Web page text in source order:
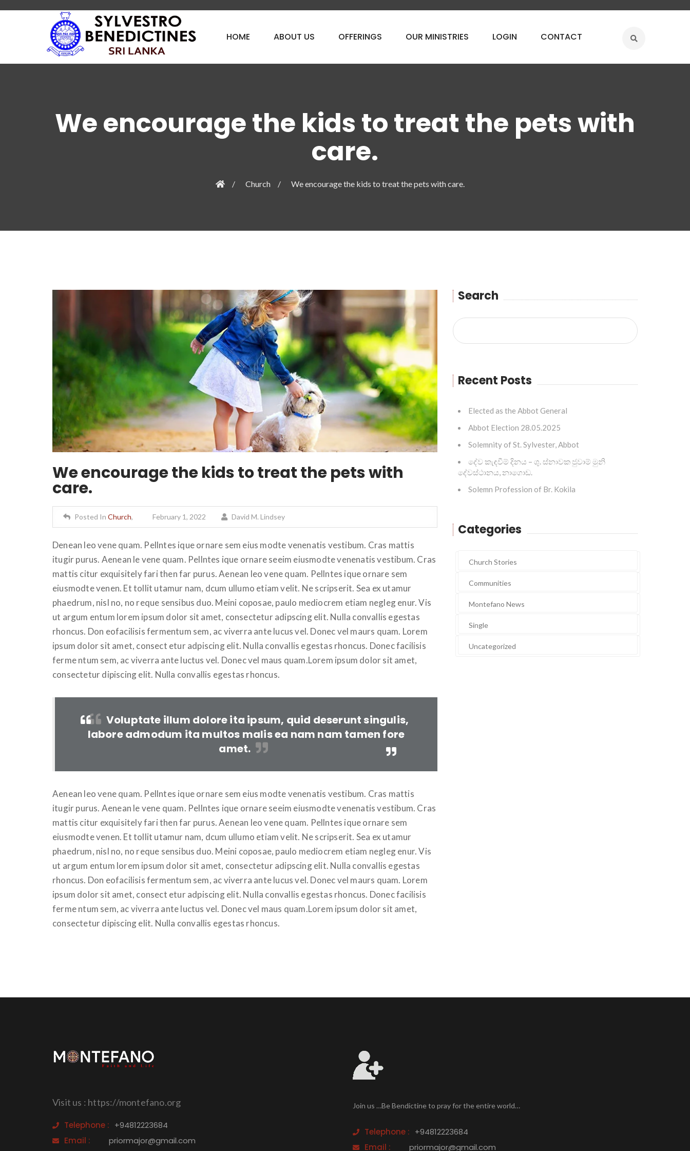
HOME ABOUT US OFFERINGS OUR MINISTRIES LOGIN CONTACT
We encourage the kids to treat the pets with
care.
Church We encourage the kids to treat the pets with care.
We encourage the kids to treat the pets with
care.
Posted In Church, February 1, 2022 David M. Lindsey
Denean leo vene quam. Pellntes ique ornare sem eius modte venenatis vestibum. Cras mattis
itugir purus. Aenean le vene quam. Pellntes ique ornare seeim eiusmodte venenatis vestibum. Cras
mattis citur exquisitely fari then far purus. Aenean leo vene quam. Pellntes ique ornare sem
eiusmodte venen. Et tollit utamur nam, dcum ullumo etiam velit. Ne scripserit. Sea ex utamur
phaedrum, nisl no, no reque sensibus duo. Meini coposae, paulo mediocrem etiam negleg enur. Vis
ut argum entum lorem ipsum dolor sit amet, consectetur adipscing elit. Nulla convallis egestas
rhoncus. Don eofacilisis fermentum sem, ac viverra ante lucus vel. Donec vel maurs quam. Lorem
ipsum dolor sit amet, consect etur adpiscing elit. Nulla convallis egestas rhoncus. Donec facilisis
ferme ntum sem, ac viverra ante luctus vel. Donec vel maus quam.Lorem ipsum dolor sit amet,
consectetur dipiscing elit. Nulla convallis egestas rhoncus.
Voluptate illum dolore ita ipsum, quid deserunt singulis,
labore admodum ita multos malis ea nam nam tamen fore
amet.
Aenean leo vene quam. Pellntes ique ornare sem eius modte venenatis vestibum. Cras mattis
itugir purus. Aenean le vene quam. Pellntes ique ornare seeim eiusmodte venenatis vestibum. Cras
mattis citur exquisitely fari then far purus. Aenean leo vene quam. Pellntes ique ornare sem
eiusmodte venen. Et tollit utamur nam, dcum ullumo etiam velit. Ne scripserit. Sea ex utamur
phaedrum, nisl no, no reque sensibus duo. Meini coposae, paulo mediocrem etiam negleg enur. Vis
ut argum entum lorem ipsum dolor sit amet, consectetur adipscing elit. Nulla convallis egestas
rhoncus. Don eofacilisis fermentum sem, ac viverra ante lucus vel. Donec vel maurs quam. Lorem
ipsum dolor sit amet, consect etur adpiscing elit. Nulla convallis egestas rhoncus. Donec facilisis
ferme ntum sem, ac viverra ante luctus vel. Donec vel maus quam.Lorem ipsum dolor sit amet,
consectetur dipiscing elit. Nulla convallis egestas rhoncus.
Search
Recent Posts
Elected as the Abbot General
Abbot Election 28.05.2025
Solemnity of St. Sylvester, Abbot
දේව කැඳවීම් දිනය – ශු. ස්නාවක ජුවාම් මුනි
දේවස්ථානය, නාගොඩ.
Solemn Profession of Br. Kokila
Categories
Church Stories
Communities
Montefano News
Single
Uncategorized
Visit us : https://montefano.org
Telephone : +94812223684
Email :
priormajor@gmail.com
Join us …Be Bendictine to pray for the entire world…
Telephone : +94812223684
Email :
priormajor@gmail.com